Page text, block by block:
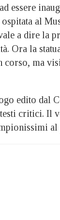
essere
al
a dire la
Ora la
corso, ma
edito dal
critici. Il